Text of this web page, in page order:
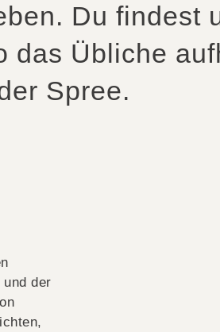
Du findest
das Übliche
Spree.
der